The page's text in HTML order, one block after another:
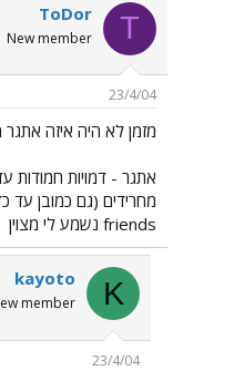
T
ToDor
New member
23/4/04
מזמן לא היה איזה אתגר
אתגר - דמויות חמודות
friends נשמע לי מצוין
K
kayoto
member
23/4/04